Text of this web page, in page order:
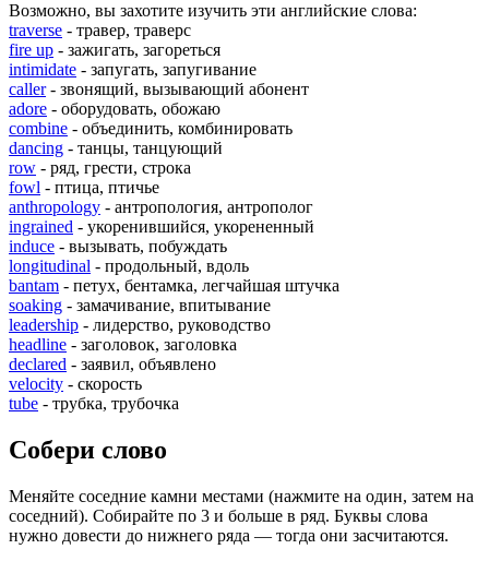
Возможно, вы захотите изучить эти английские слова:
traverse - травер, траверс
fire up - зажигать, загореться
intimidate - запугать, запугивание
caller- звонящий, вызывающий абонент
adore - оборудовать, обожаю
combine - объединить, комбинировать
dancing - танцы, танцующий
row - ряд, грести, строка
fowl - птица, птичье
anthropology - антропология, антрополог
ingrained - укоренившийся, укорененный
induce - вызывать, побуждать
longitudinal - продольный, вдоль
bantam - петух, бентамка, легчайшая штучка
soaking - замачивание, впитывание
leadership - лидерство, руководство
headline - заголовок, заголовка
declared - заявил, объявлено
velocity - скорость
tube - трубка, трубочка
Собери слово
Меняйте соседние камни местами (нажмите на один, затем на
соседний). Собирайте по 3 и больше в ряд. Буквы слова
нужно довести до нижнего ряда — тогда они засчитаются.